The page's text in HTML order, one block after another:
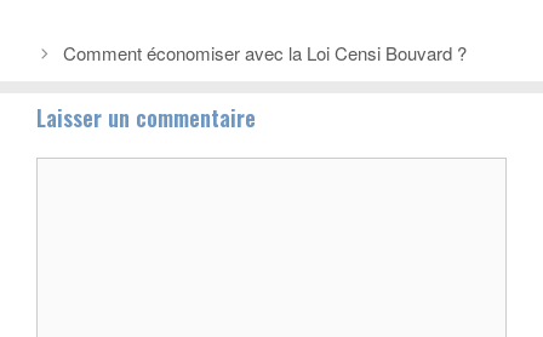
Navigation
Comment économiser avec la Loi Censi Bouvard ?
Laisser un commentaire